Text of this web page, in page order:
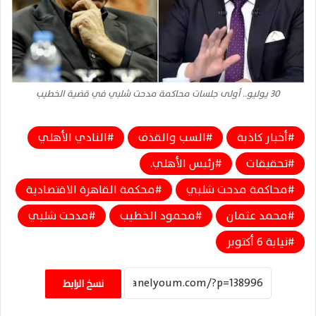
30 يوليو.. أولى جلسات محاكمة مدحت شلبي في قضية الخطيب
أخبار كاذبة السب والقذف
النادي الأهلي
تحقيقات
رئيس الأهلي.
محاكمة مدحت شلبي
محكمة القاهرة الاقتصادية
محمد عثمان
محمود الخطيب
مدحت شلبي
نيابة 6 أكتوبر
نسخ الرابط